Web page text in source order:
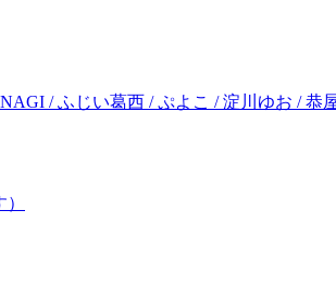
/ ふじい葛西 / ぷよこ / 淀川ゆお /